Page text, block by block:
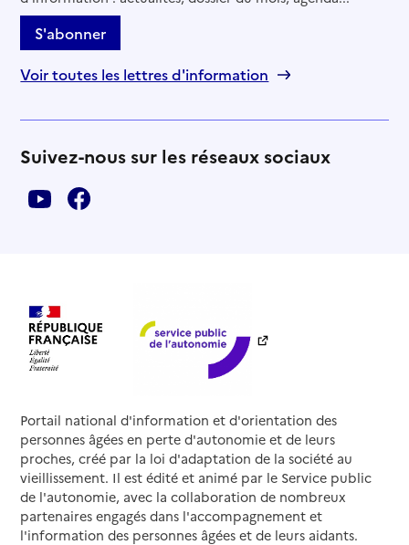
S'abonner
Voir toutes les lettres d'information
Suivez-nous sur les réseaux sociaux
Portail national d'information et d'orientation des
personnes âgées en perte d'autonomie et de leurs
proches, créé par la loi d'adaptation de la société au
vieillissement. Il est édité et animé par le Service public
de l'autonomie, avec la collaboration de nombreux
partenaires engagés dans l'accompagnement et
l'information des personnes âgées et de leurs aidants.